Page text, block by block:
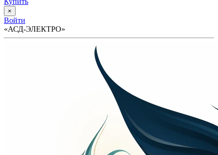
×
Войти
«АСД-ЭЛЕКТРО»